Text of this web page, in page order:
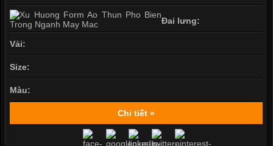
Đai lưng:
Vải:
Size:
Màu:
Chi tiết »